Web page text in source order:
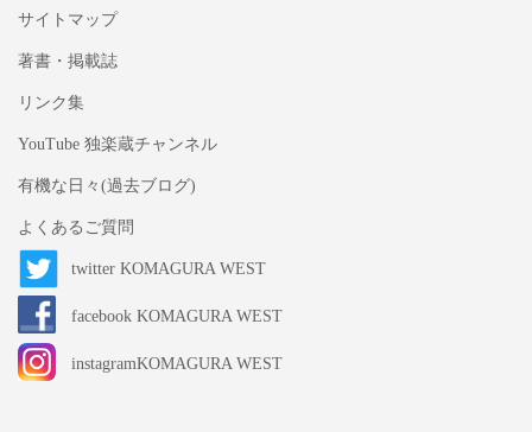
サイトマップ
著書・掲載誌
リンク集
YouTube 独楽蔵チャンネル
有機な日々(過去ブログ)
よくあるご質問
twitter KOMAGURA WEST
facebook KOMAGURA WEST
instagramKOMAGURA WEST